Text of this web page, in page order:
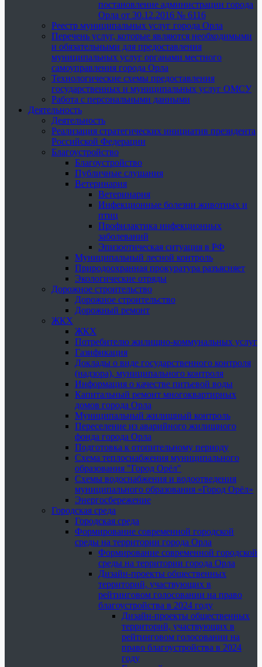
постановление администрации города
Орла от 30.12.2016 № 6116
Реестр муниципальных услуг города Орла
Перечень услуг, которые являются необходимыми
и обязательными для предоставления
муниципальных услуг органами местного
самоуправления города Орла
Технологические схемы предоставления
государственных и муниципальных услуг ОМСУ
Работа с персональными данными
Деятельность
Деятельность
Реализация стратегических инициатив президента
Российской Федерации
Благоустройство
Благоустройство
Публичные слушания
Ветеринария
Ветеринария
Инфекционные болезни животных и
птиц
Профилактика инфекционных
заболеваний
Эпизоотическая ситуация в РФ
Муниципальный лесной контроль
Природоохранная прокуратура разъясняет
Экологические отряды
Дорожное строительство
Дорожное строительство
Дорожный ремонт
ЖКХ
ЖКХ
Потребителю жилищно-коммунальных услуг
Газификация
Доклады о виде государственного контроля
(надзора), муниципального контроля
Информация о качестве питьевой воды
Капитальный ремонт многоквартирных
домов города Орла
Муниципальный жилищный контроль
Переселение из аварийного жилищного
фонда города Орла
Подготовка к отопительному периоду
Схема теплоснабжения муниципального
образования "Город Орёл"
Схемы водоснабжения и водоотведения
муниципального образования «Город Орёл»
Энергосбережение
Городская среда
Городская среда
Формирование современной городской
среды на территории города Орла
Формирование современной городской
среды на территории города Орла
Дизайн-проекты общественных
территорий, участвующих в
рейтинговом голосовании на право
благоустройства в 2024 году
Дизайн-проекты общественных
территорий, участвующих в
рейтинговом голосовании на
право благоустройства в 2024
году